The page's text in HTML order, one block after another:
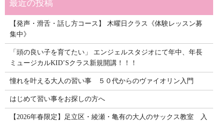
【発声・滑舌・話し方コース】 木曜日クラス《体験レッスン募
集中》
「頭の良い子を育てたい」 エンジェルスタジオにて年中、年長
ミュージカルKID’Sクラス新規開講！！！
憧れを叶える大人の習い事 ５０代からのヴァイオリン入門
はじめて習い事をお探しの方へ
【2026年春限定】足立区・綾瀬・亀有の大人のサックス教室 入